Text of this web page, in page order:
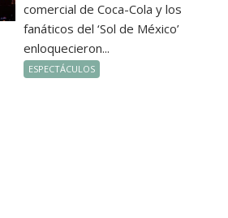
comercial de Coca-Cola y los
fanáticos del ‘Sol de México’
enloquecieron...
ESPECTÁCULOS